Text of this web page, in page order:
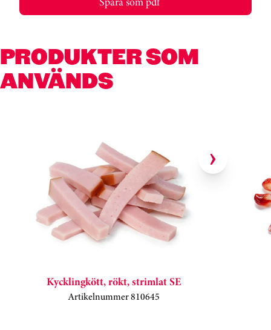
PRODUKTER SOM
ANVÄNDS
Kycklingkött, rökt, strimlat SE
Artikelnummer 810645